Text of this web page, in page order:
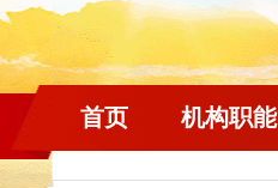
首页 机构职能